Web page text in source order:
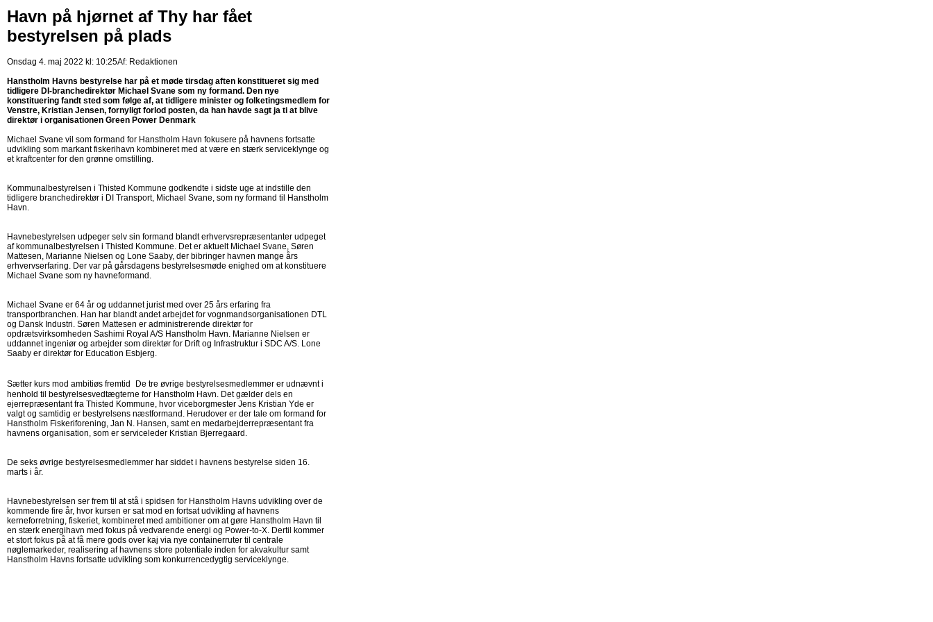
Havn på hjørnet af Thy har fået
bestyrelsen på plads
Onsdag 4. maj 2022 kl: 10:25Af: Redaktionen
Hanstholm Havns bestyrelse har på et møde tirsdag aften konstitueret sig med
tidligere DI-branchedirektør Michael Svane som ny formand. Den nye
konstituering fandt sted som følge af, at tidligere minister og folketingsmedlem for
Venstre, Kristian Jensen, fornyligt forlod posten, da han havde sagt ja ti at blive
direktør i organisationen Green Power Denmark
Michael Svane vil som formand for Hanstholm Havn fokusere på havnens fortsatte
udvikling som markant fiskerihavn kombineret med at være en stærk serviceklynge og
et kraftcenter for den grønne omstilling.
Kommunalbestyrelsen i Thisted Kommune godkendte i sidste uge at indstille den
tidligere branchedirektør i DI Transport, Michael Svane, som ny formand til Hanstholm
Havn.
Havnebestyrelsen udpeger selv sin formand blandt erhvervsrepræsentanter udpeget
af kommunalbestyrelsen i Thisted Kommune. Det er aktuelt Michael Svane, Søren
Mattesen, Marianne Nielsen og Lone Saaby, der bibringer havnen mange års
erhvervserfaring. Der var på gårsdagens bestyrelsesmøde enighed om at konstituere
Michael Svane som ny havneformand.
Michael Svane er 64 år og uddannet jurist med over 25 års erfaring fra
transportbranchen. Han har blandt andet arbejdet for vognmandsorganisationen DTL
og Dansk Industri. Søren Mattesen er administrerende direktør for
opdrætsvirksomheden Sashimi Royal A/S Hanstholm Havn. Marianne Nielsen er
uddannet ingeniør og arbejder som direktør for Drift og Infrastruktur i SDC A/S. Lone
Saaby er direktør for Education Esbjerg.
Sætter kurs mod ambitiøs fremtid De tre øvrige bestyrelsesmedlemmer er udnævnt i
henhold til bestyrelsesvedtægterne for Hanstholm Havn. Det gælder dels en
ejerrepræsentant fra Thisted Kommune, hvor viceborgmester Jens Kristian Yde er
valgt og samtidig er bestyrelsens næstformand. Herudover er der tale om formand for
Hanstholm Fiskeriforening, Jan N. Hansen, samt en medarbejderrepræsentant fra
havnens organisation, som er serviceleder Kristian Bjerregaard.
De seks øvrige bestyrelsesmedlemmer har siddet i havnens bestyrelse siden 16.
marts i år.
Havnebestyrelsen ser frem til at stå i spidsen for Hanstholm Havns udvikling over de
kommende fire år, hvor kursen er sat mod en fortsat udvikling af havnens
kerneforretning, fiskeriet, kombineret med ambitioner om at gøre Hanstholm Havn til
en stærk energihavn med fokus på vedvarende energi og Power-to-X. Dertil kommer
et stort fokus på at få mere gods over kaj via nye containerruter til centrale
nøglemarkeder, realisering af havnens store potentiale inden for akvakultur samt
Hanstholm Havns fortsatte udvikling som konkurrencedygtig serviceklynge.